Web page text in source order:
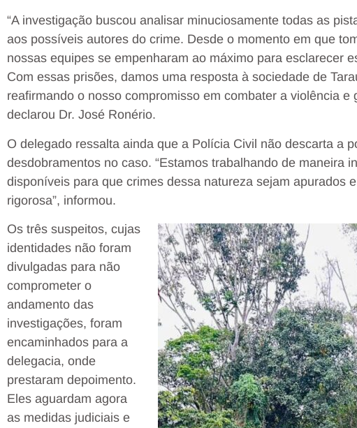
“A investigação buscou analisar minuciosamente todas as
aos possíveis autores do crime. Desde o momento em que
nossas equipes se empenharam ao máximo para esclarecer
Com essas prisões, damos uma resposta à sociedade de
reafirmando o nosso compromisso em combater a violência e
declarou Dr. José Ronério.
O delegado ressalta ainda que a Polícia Civil não descarta a
desdobramentos no caso. “Estamos trabalhando de maneira
disponíveis para que crimes dessa natureza sejam apurados
rigorosa”, informou.
Os três suspeitos, cujas
identidades não foram
divulgadas para não
comprometer o
andamento das
investigações, foram
encaminhados para a
delegacia, onde
prestaram depoimento.
Eles aguardam agora
as medidas judiciais e